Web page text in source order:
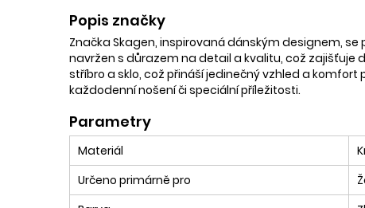
Popis značky
Značka Skagen, inspirovaná dánským designem,
navržen s důrazem na detail a kvalitu, což zajišťuje
stříbro a sklo, což přináší jedinečný vzhled a
každodenní nošení či speciální příležitosti.
Parametry
Materiál
Určeno primárně pro